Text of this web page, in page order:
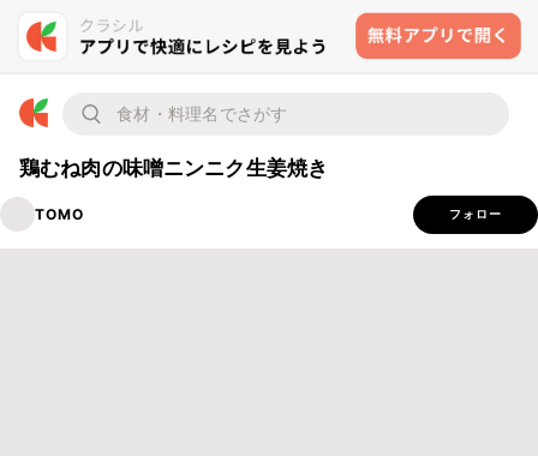
鶏むね肉の味噌ニンニク生姜焼き
TOMO フォロー